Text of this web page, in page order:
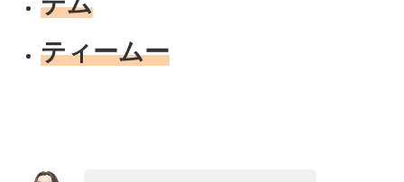
ティームー